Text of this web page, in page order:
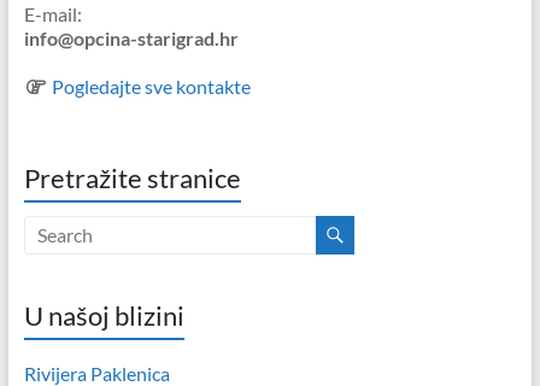
E-mail:
info@opcina-starigrad.hr
Pogledajte sve kontakte
Pretražite stranice
U našoj blizini
Rivijera Paklenica